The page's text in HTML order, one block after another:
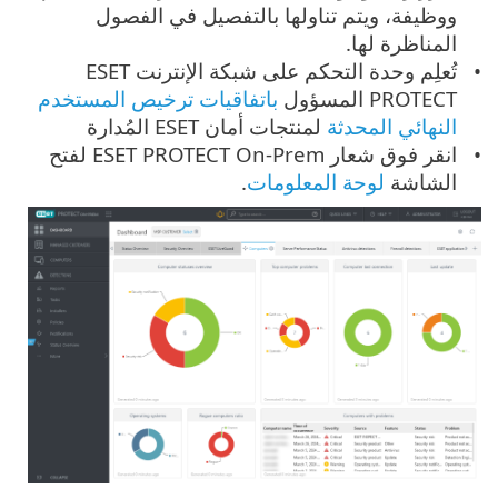
ووظيفة، ويتم تناولها بالتفصيل في الفصول
المناظرة لها.
تُعلِم وحدة التحكم على شبكة الإنترنت ESET
PROTECT المسؤول
باتفاقيات ترخيص المستخدم
النهائي المحدثة لمنتجات أمان ESET المُدارة
انقر فوق شعار ESET PROTECT On-Prem لفتح
الشاشة لوحة المعلومات.